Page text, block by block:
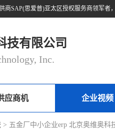
技有限公司
Inc.
应商机 企业视频
> 五金厂中小企业erp 北京奥维奥科